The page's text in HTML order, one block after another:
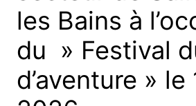
les Bains à
du » Festival
d’aventure » le